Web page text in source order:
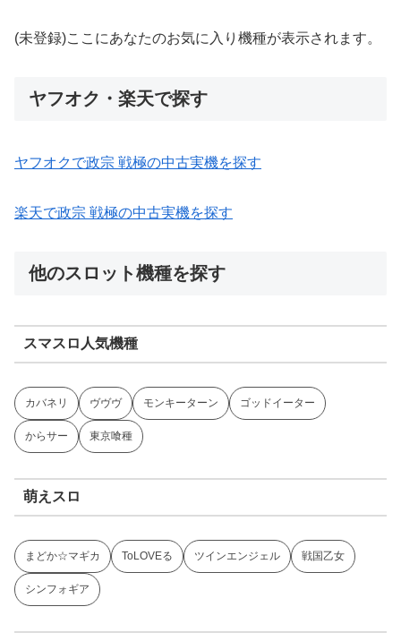
(未登録)ここにあなたのお気に入り機種が表示されます。
ヤフオク・楽天で探す
ヤフオクで政宗 戦極の中古実機を探す
楽天で政宗 戦極の中古実機を探す
他のスロット機種を探す
スマスロ人気機種
カバネリ ヴヴヴ モンキーターン ゴッドイーター
からサー 東京喰種
萌えスロ
まどか☆マギカ ToLOVEる ツインエンジェル 戦国乙女
シンフォギア